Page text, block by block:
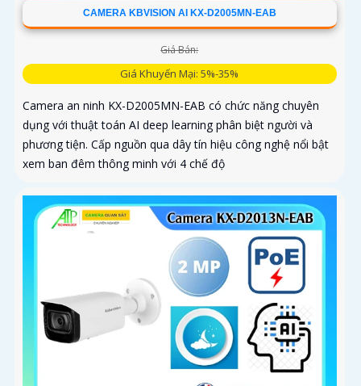
CAMERA KBVISION AI KX-D2005MN-EAB
Giá Bán:
Giá Khuyến Mại: 5%-35%
Camera an ninh KX-D2005MN-EAB có chức năng chuyên
dụng với thuật toán AI deep learning phân biệt người và
phương tiện. Cấp nguồn qua dây tín hiệu công nghệ nổi bật
xem ban đêm thông minh với 4 chế độ